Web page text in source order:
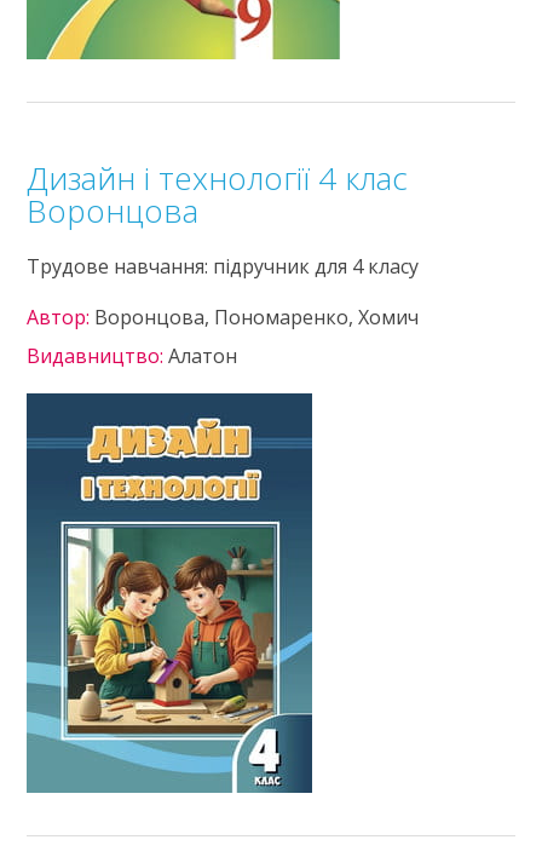
Дизайн і технології 4 клас
Воронцова
Трудове навчання: підручник для 4 класу
Автор: Воронцова, Пономаренко, Хомич
Видавництво:Алатон